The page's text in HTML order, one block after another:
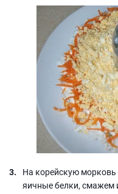
На корейскую
яичные белки, смажем